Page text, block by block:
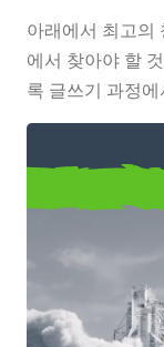
아래에서 최고의
에서 찾아야 할
록 글쓰기 과정
창의적인